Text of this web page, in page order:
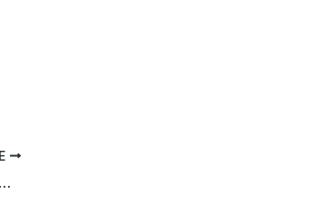
Voeren jullie taxaties uit in heel Nederland?